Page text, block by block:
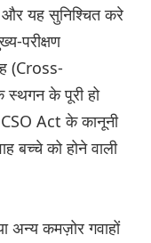
और यह सुनिश्चित करे
परीक्षण
(Cross-
के पूरी हो
Act के कानूनी
बच्चे को होने वाली
अन्य कमज़ोर गवाहों